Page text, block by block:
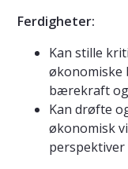
Ferdigheter:
Kan stille
økonomiske
bærekraft og
Kan drøfte
økonomisk